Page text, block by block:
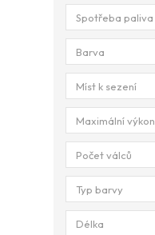
Spotřeba paliva
Barva
Míst k sezení
Maximální výkon
Počet válců
Typ barvy
Délka